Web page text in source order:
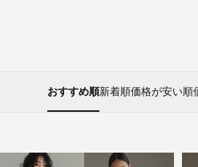
おすすめ順新着順価格が安い順